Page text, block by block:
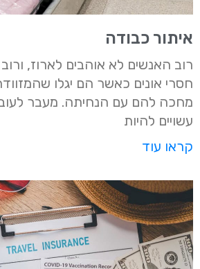
איתור כבודה
רוב האנשים לא אוהבים לארוז,
חסרי אונים כאשר הם יגלו
מחכה להם עם הנחיתה. מעבר
עשויים להיות
קראו עוד